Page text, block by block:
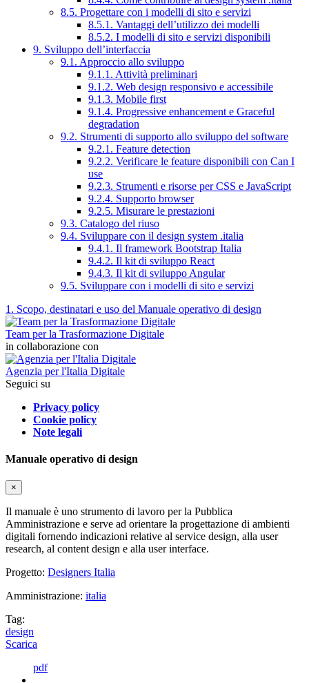
8.5. Progettare con i modelli di sito e servizi
8.5.1. Vantaggi dell’utilizzo dei modelli
8.5.2. I modelli di sito e servizi disponibili
9. Sviluppo dell’interfaccia
9.1. Approccio allo sviluppo
9.1.1. Attività preliminari
9.1.2. Web design responsivo e accessibile
9.1.3. Mobile first
9.1.4. Progressive enhancement e Graceful
degradation
9.2. Strumenti di supporto allo sviluppo del software
9.2.1. Feature detection
9.2.2. Verificare le feature disponibili con Can I
use
9.2.3. Strumenti e risorse per CSS e JavaScript
9.2.4. Supporto browser
9.2.5. Misurare le prestazioni
9.3. Catalogo del riuso
9.4. Sviluppare con il design system .italia
9.4.1. Il framework Bootstrap Italia
9.4.2. Il kit di sviluppo React
9.4.3. Il kit di sviluppo Angular
9.5. Sviluppare con i modelli di sito e servizi
1. Scopo, destinatari e uso del Manuale operativo di design
Team per la Trasformazione Digitale
in collaborazione con
Agenzia per l'Italia Digitale
Seguici su
Privacy policy
Cookie policy
Note legali
Manuale operativo di design
×
Il manuale è uno strumento di lavoro per la Pubblica
Amministrazione e serve ad orientare la progettazione di ambienti
digitali fornendo indicazioni relative al service design, alla user
research, al content design e alla user interface.
Progetto: Designers Italia
Amministrazione: italia
Tag:
design
Scarica
pdf